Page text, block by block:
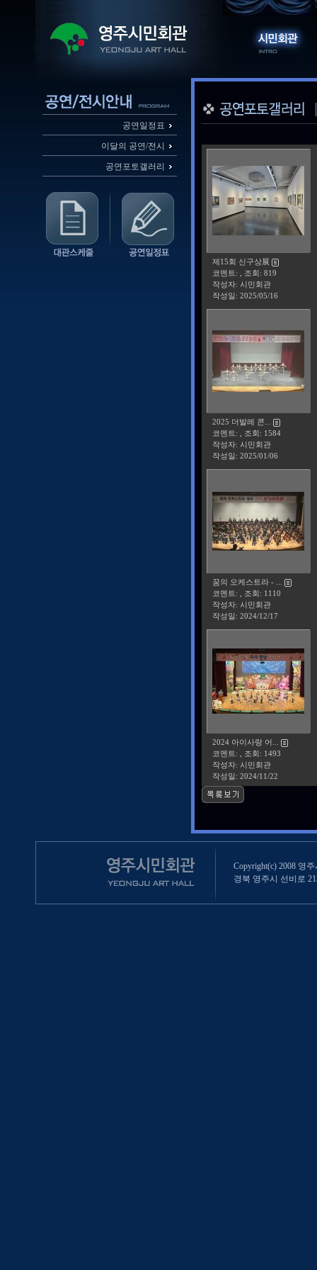
공연일정표
이달의 공연/전시
공연포토갤러리
제15회 신구상展
코멘트: , 조회: 819
작성자: 시민회관
작성일: 2025/05/16
2025 더발레 콘...
코멘트: , 조회: 1584
작성자: 시민회관
작성일: 2025/01/06
꿈의 오케스트라 - ...
코멘트: , 조회: 1110
작성자: 시민회관
작성일: 2024/12/17
2024 아이사랑 어...
코멘트: , 조회: 1493
작성자: 시민회관
작성일: 2024/11/22
Copyright(c) 2008 영
경북 영주시 선비로